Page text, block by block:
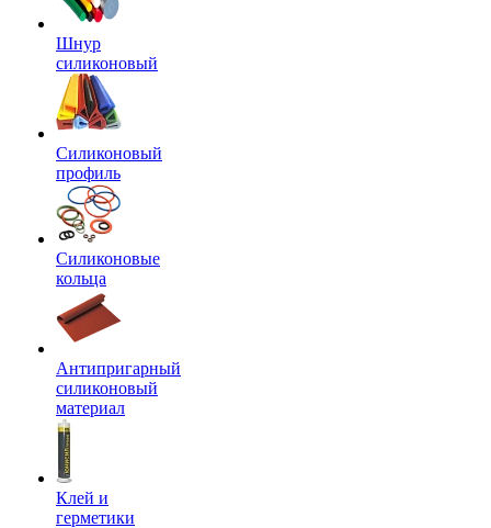
Шнур
силиконовый
Силиконовый
профиль
Силиконовые
кольца
Антипригарный
силиконовый
материал
Клей и
герметики